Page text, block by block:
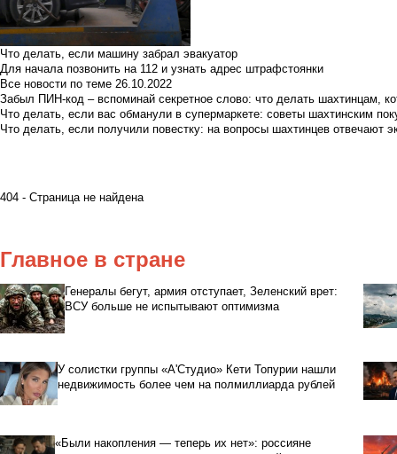
Что делать, если машину забрал эвакуатор
Для начала позвонить на 112 и узнать адрес штрафстоянки
Все новости по теме 26.10.2022
Забыл ПИН-код – вспоминай секретное слово: что делать шахтинцам,
Что делать, если вас обманули в супермаркете: советы шахтинским
Что делать, если получили повестку: на вопросы шахтинцев отвечают
404 - Страница не найдена
Главное в стране
Генералы бегут, армия отступает, Зеленский врет:
ВСУ больше не испытывают оптимизма
У солистки группы «А'Студио» Кети Топурии нашли
недвижимость более чем на полмиллиарда рублей
«Были накопления — теперь их нет»: россияне